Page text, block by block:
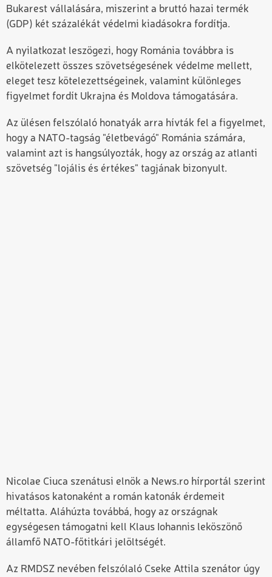
Bukarest vállalására, miszerint a bruttó hazai termék
(GDP) két százalékát védelmi kiadásokra fordítja.
A nyilatkozat leszögezi, hogy Románia továbbra is
elkötelezett összes szövetségesének védelme mellett,
eleget tesz kötelezettségeinek, valamint különleges
figyelmet fordít Ukrajna és Moldova támogatására.
Az ülésen felszólaló honatyák arra hívták fel a figyelmet,
hogy a NATO-tagság "életbevágó" Románia számára,
valamint azt is hangsúlyozták, hogy az ország az atlanti
szövetség "lojális és értékes" tagjának bizonyult.
Nicolae Ciuca szenátusi elnök a News.ro hírportál szerint
hivatásos katonaként a román katonák érdemeit
méltatta. Aláhúzta továbbá, hogy az országnak
egységesen támogatni kell Klaus Iohannis leköszönő
államfő NATO-főtitkári jelöltségét.
Az RMDSZ nevében felszólaló Cseke Attila szenátor úgy